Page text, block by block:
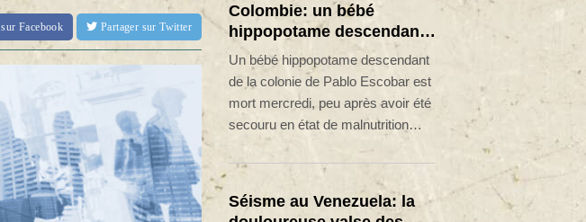
sur Facebook Partager sur Twitter
Colombie: un bébé
hippopotame descendant
de la colonie d'Escobar
meurt malgré les soins
Un bébé hippopotame descendant
de la colonie de Pablo Escobar est
mort mercredi, peu après avoir été
secouru en état de malnutrition
Colombie.
Séisme au Venezuela: la